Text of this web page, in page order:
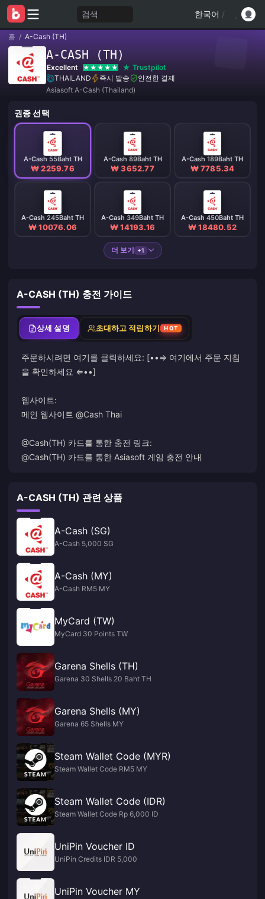
검색 한국어 /
홈 / A-Cash (TH)
A-CASH (TH)
Excellent
Trustpilot
THAILAND
즉시 발송
안전한 결제
Asiasoft A-Cash (Thailand)
권종 선택
A-Cash 55Baht TH
₩ 2259.76
A-Cash 89Baht TH
₩ 3652.77
A-Cash 189Baht TH
₩ 7785.34
A-Cash 245Baht TH
₩ 10076.06
A-Cash 349Baht TH
₩ 14193.16
A-Cash 450Baht TH
₩ 18480.52
더 보기 +1
A-CASH (TH) 충전 가이드
상세 설명 초대하고 적립하기 HOT
주문하시려면 여기를 클릭하세요: [••⇒ 여기에서 주문 지침
을 확인하세요 ⇐••]
웹사이트:
메인 웹사이트 @Cash Thai
@Cash(TH) 카드를 통한 충전 링크:
@Cash(TH) 카드를 통한 Asiasoft 게임 충전 안내
A-CASH (TH) 관련 상품
A-Cash (SG)
A-Cash 5,000 SG
A-Cash (MY)
A-Cash RM5 MY
MyCard (TW)
MyCard 30 Points TW
Garena Shells (TH)
Garena 30 Shells 20 Baht TH
Garena Shells (MY)
Garena 65 Shells MY
Steam Wallet Code (MYR)
Steam Wallet Code RM5 MY
Steam Wallet Code (IDR)
Steam Wallet Code Rp 6,000 ID
UniPin Voucher ID
UniPin Credits IDR 5,000
UniPin Voucher MY